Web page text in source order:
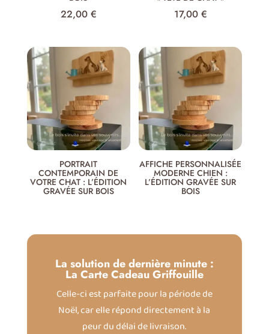
22,00 € 17,00 €
PORTRAIT
CONTEMPORAIN DE
VOTRE CHAT : L’ÉDITION
GRAVÉE SUR BOIS
AFFICHE PERSONNALISÉE
MODERNE CHIEN :
L’ÉDITION GRAVÉE SUR
BOIS
La solution de dernière minute :
La Carte Cadeau Griffouille
Celle-ci est parfaite pour la période de
Noël, car elle répond directement à la
peur du délai de livraison.